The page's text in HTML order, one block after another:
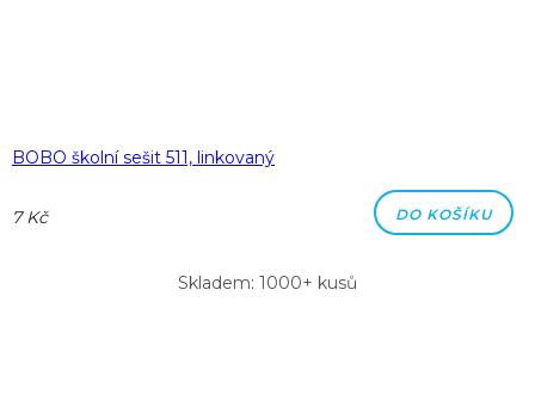
BOBO školní sešit 511, linkovaný
7 Kč DO KOŠÍKU
Skladem: 1000+ kusů